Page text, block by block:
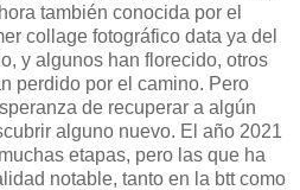
también conocida por el
collage fotográfico data ya del
y algunos han florecido, otros
perdido por el camino. Pero
de recuperar a algún
alguno nuevo. El año 2021
etapas, pero las que ha
notable, tanto en la btt como